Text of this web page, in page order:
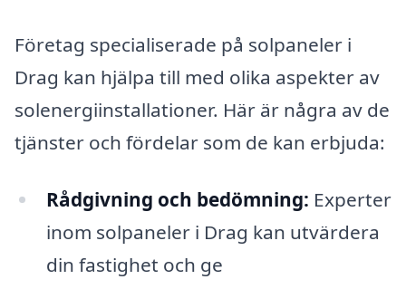
Företag specialiserade på solpaneler i
Drag kan hjälpa till med olika aspekter av
solenergiinstallationer. Här är några av de
tjänster och fördelar som de kan erbjuda:
Rådgivning och bedömning: Experter
inom solpaneler i Drag kan utvärdera
din fastighet och ge